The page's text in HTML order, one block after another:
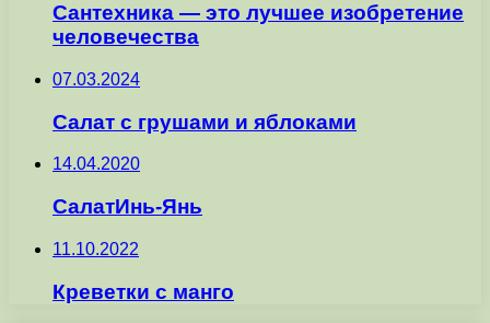
Сантехника — это лучшее изобретение
человечества
07.03.2024
Салат с грушами и яблоками
14.04.2020
СалатИнь-Янь
11.10.2022
Креветки с манго